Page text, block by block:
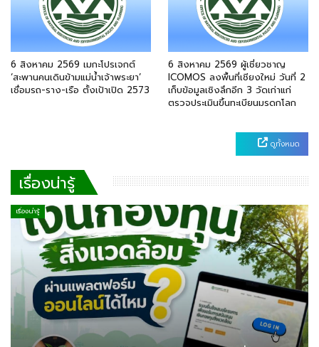
6 สิงหาคม 2569 เมกะโปรเจกต์
‘สะพานคนเดินข้ามแม่น้ำเจ้าพระยา’
เชื่อมรถ-ราง-เรือ ตั้งเป้าเปิด 2573
6 สิงหาคม 2569 ผู้เชี่ยวชาญ
ICOMOS ลงพื้นที่เชียงใหม่ วันที่ 2
เก็บข้อมูลเชิงลึกอีก 3 วัดเก่าแก่
ตรวจประเมินขึ้นทะเบียนมรดกโลก
ดูทั้งหมด
เรื่องน่ารู้
เรื่องน่ารู้